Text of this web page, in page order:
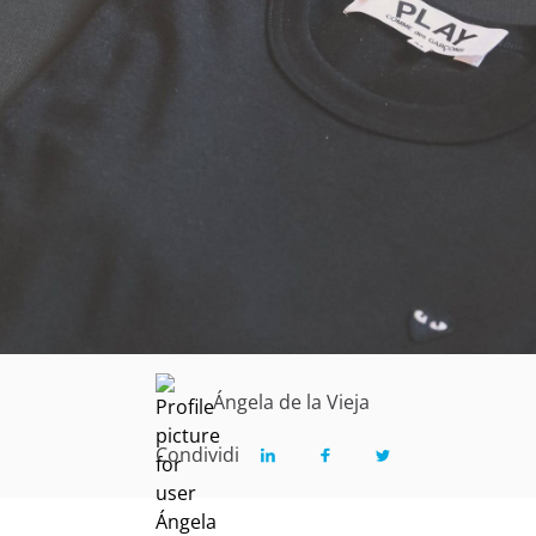
Ángela de la Vieja
Condividi